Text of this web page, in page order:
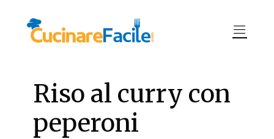
Riso al curry con
peperoni